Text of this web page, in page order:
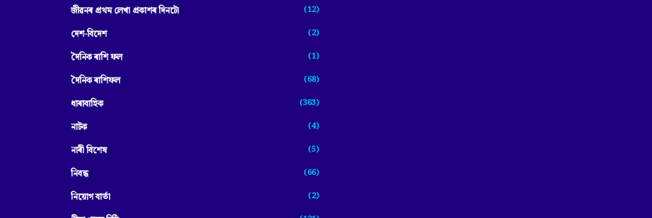
জীৱনৰ প্ৰথম লেখা প্ৰকাশৰ দিনটো (12)
দেশ-বিদেশ (2)
দৈনিক ৰাশি ফল (1)
দৈনিক ৰাশিফল (68)
ধাৰাবাহিক (363)
নাটক (4)
নাৰী বিশেষ (5)
নিবন্ধ (66)
নিয়োগ বাৰ্তা (2)